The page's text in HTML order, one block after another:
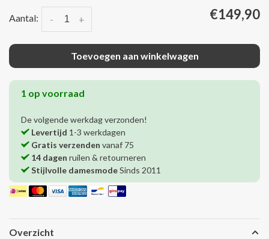
Aantal: +
- €149,90
Toevoegen aan winkelwagen
1 op voorraad
De volgende werkdag verzonden!
Levertijd 1-3 werkdagen
Gratis verzenden vanaf 75
14 dagen ruilen & retourneren
Stijlvolle damesmodeSinds 2011
Overzicht